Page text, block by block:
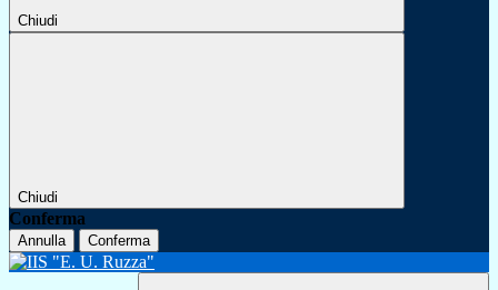
Chiudi
Chiudi
Conferma
Annulla Conferma